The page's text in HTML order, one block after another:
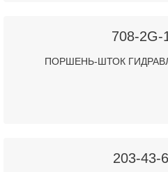
708-2G-
ПОРШЕНЬ-ШТОК
203-43-